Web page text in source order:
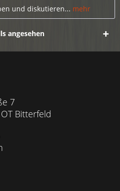
und diskutieren... mehr
angesehen
7
Bitterfeld